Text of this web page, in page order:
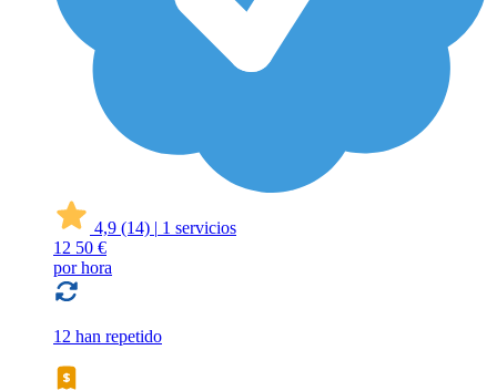
4,9 (14) | 1 servicios
12 50 €
por hora
12 han repetido